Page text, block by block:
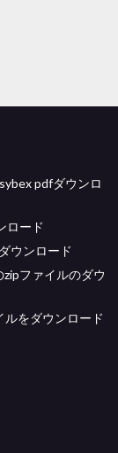
pdfダウンロ
ロード
ウンロード
ファイルのダウ
をダウンロード